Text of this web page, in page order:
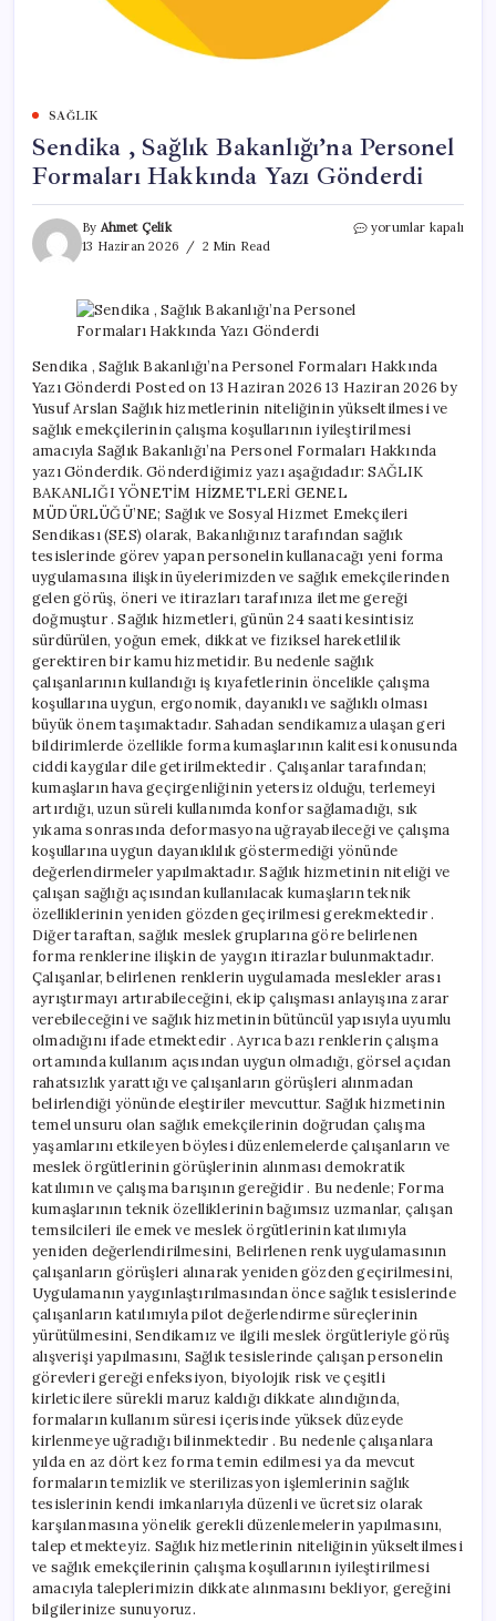
SAĞLIK
Sendika , Sağlık Bakanlığı’na Personel
Formaları Hakkında Yazı Gönderdi
By Ahmet Çelik
13 Haziran 2026
2 Min Read
Sendika
Yazı
için
yorumlar kapalı
Sendika , Sağlık Bakanlığı’na Personel Formaları Hakkında
Yazı Gönderdi Posted on 13 Haziran 2026 13 Haziran 2026 by
Yusuf Arslan Sağlık hizmetlerinin niteliğinin yükseltilmesi ve
sağlık emekçilerinin çalışma koşullarının iyileştirilmesi
amacıyla Sağlık Bakanlığı’na Personel Formaları Hakkında
yazı Gönderdik. Gönderdiğimiz yazı aşağıdadır: SAĞLIK
BAKANLIĞI YÖNETİM HİZMETLERİ GENEL
MÜDÜRLÜĞÜ’NE; Sağlık ve Sosyal Hizmet Emekçileri
Sendikası (SES) olarak, Bakanlığınız tarafından sağlık
tesislerinde görev yapan personelin kullanacağı yeni forma
uygulamasına ilişkin üyelerimizden ve sağlık emekçilerinden
gelen görüş, öneri ve itirazları tarafınıza iletme gereği
doğmuştur . Sağlık hizmetleri, günün 24 saati kesintisiz
sürdürülen, yoğun emek, dikkat ve fiziksel hareketlilik
gerektiren bir kamu hizmetidir. Bu nedenle sağlık
çalışanlarının kullandığı iş kıyafetlerinin öncelikle çalışma
koşullarına uygun, ergonomik, dayanıklı ve sağlıklı olması
büyük önem taşımaktadır. Sahadan sendikamıza ulaşan geri
bildirimlerde özellikle forma kumaşlarının kalitesi konusunda
ciddi kaygılar dile getirilmektedir . Çalışanlar tarafından;
kumaşların hava geçirgenliğinin yetersiz olduğu, terlemeyi
artırdığı, uzun süreli kullanımda konfor sağlamadığı, sık
yıkama sonrasında deformasyona uğrayabileceği ve çalışma
koşullarına uygun dayanıklılık göstermediği yönünde
değerlendirmeler yapılmaktadır. Sağlık hizmetinin niteliği ve
çalışan sağlığı açısından kullanılacak kumaşların teknik
özelliklerinin yeniden gözden geçirilmesi gerekmektedir .
Diğer taraftan, sağlık meslek gruplarına göre belirlenen
forma renklerine ilişkin de yaygın itirazlar bulunmaktadır.
Çalışanlar, belirlenen renklerin uygulamada meslekler arası
ayrıştırmayı artırabileceğini, ekip çalışması anlayışına zarar
verebileceğini ve sağlık hizmetinin bütüncül yapısıyla uyumlu
olmadığını ifade etmektedir . Ayrıca bazı renklerin çalışma
ortamında kullanım açısından uygun olmadığı, görsel açıdan
rahatsızlık yarattığı ve çalışanların görüşleri alınmadan
belirlendiği yönünde eleştiriler mevcuttur. Sağlık hizmetinin
temel unsuru olan sağlık emekçilerinin doğrudan çalışma
yaşamlarını etkileyen böylesi düzenlemelerde çalışanların ve
meslek örgütlerinin görüşlerinin alınması demokratik
katılımın ve çalışma barışının gereğidir . Bu nedenle; Forma
kumaşlarının teknik özelliklerinin bağımsız uzmanlar, çalışan
temsilcileri ile emek ve meslek örgütlerinin katılımıyla
yeniden değerlendirilmesini, Belirlenen renk uygulamasının
çalışanların görüşleri alınarak yeniden gözden geçirilmesini,
Uygulamanın yaygınlaştırılmasından önce sağlık tesislerinde
çalışanların katılımıyla pilot değerlendirme süreçlerinin
yürütülmesini, Sendikamız ve ilgili meslek örgütleriyle görüş
alışverişi yapılmasını, Sağlık tesislerinde çalışan personelin
görevleri gereği enfeksiyon, biyolojik risk ve çeşitli
kirleticilere sürekli maruz kaldığı dikkate alındığında,
formaların kullanım süresi içerisinde yüksek düzeyde
kirlenmeye uğradığı bilinmektedir . Bu nedenle çalışanlara
yılda en az dört kez forma temin edilmesi ya da mevcut
formaların temizlik ve sterilizasyon işlemlerinin sağlık
tesislerinin kendi imkanlarıyla düzenli ve ücretsiz olarak
karşılanmasına yönelik gerekli düzenlemelerin yapılmasını,
talep etmekteyiz. Sağlık hizmetlerinin niteliğinin yükseltilmesi
ve sağlık emekçilerinin çalışma koşullarının iyileştirilmesi
amacıyla taleplerimizin dikkate alınmasını bekliyor, gereğini
bilgilerinize sunuyoruz.